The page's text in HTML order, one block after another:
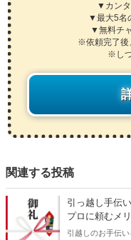
▼カンタ
▼最大5名
▼無料チ
※依頼完了後
※し
関連する投稿
引っ越し手伝
プロに頼むメ
引越しのお手伝